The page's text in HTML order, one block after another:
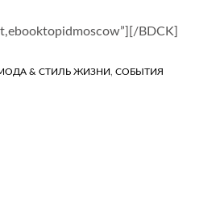
BDCK]
& СТИЛЬ ЖИЗНИ, СОБЫТИЯ